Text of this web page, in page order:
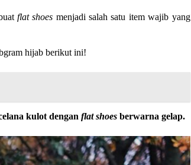
flat shoes menjadi salah satu item wajib yang
hijab berikut ini!
kulot dengan flat shoes berwarna gelap.